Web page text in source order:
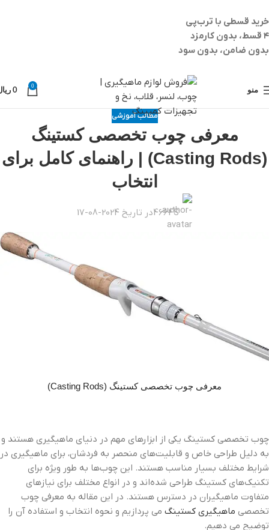
خرید قسطی با ترب‌پی
۴ قسط، بدون کارمزد
بدون ضامن، بدون سود
منو
0
0
مطالب آموزشی
معرفی چوب تخصصی کستینگ
(Casting Rods) | راهنمای کامل برای
انتخاب
4664Sدر تاریخ 2024-08-17
معرفی چوب تخصصی کستینگ (Casting Rods)
چوب تخصصی کستینگ یکی از ابزارهای مهم در دنیای ماهیگیری هستند و
به دلیل طراحی خاص و قابلیت‌های منحصر به فردشان، برای ماهیگیری در
شرایط مختلف بسیار مناسب هستند. این چوب‌ها به طور ویژه برای
تکنیک‌های کستینگ طراحی شده‌اند و در انواع مختلف برای نیازهای
متفاوت ماهیگیران در دسترس هستند. در این مقاله به معرفی چوب
تخصصی ماهیگیری کستینگ می پردازیم و نحوه انتخاب و استفاده آن را
توضیح می دهیم.